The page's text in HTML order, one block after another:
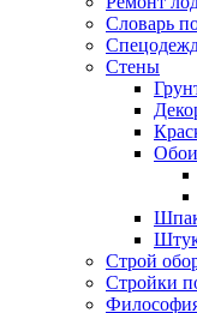
Словарь
Стены
Обои
Строй
Стройки